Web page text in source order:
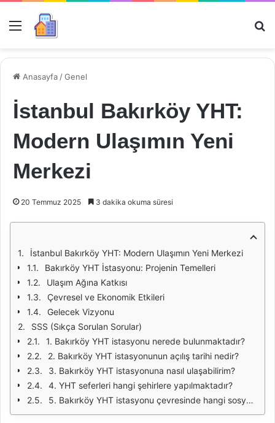
Menü
Anasayfa /Genel
İstanbul Bakırköy YHT:
Modern Ulaşımın Yeni
Merkezi
20 Temmuz 2025 3 dakika okuma süresi
İstanbul Bakırköy YHT: Modern Ulaşımın Yeni Merkezi
Bakırköy YHT İstasyonu: Projenin Temelleri
Ulaşım Ağına Katkısı
Çevresel ve Ekonomik Etkileri
Gelecek Vizyonu
SSS (Sıkça Sorulan Sorular)
1. Bakırköy YHT istasyonu nerede bulunmaktadır?
2. Bakırköy YHT istasyonunun açılış tarihi nedir?
3. Bakırköy YHT istasyonuna nasıl ulaşabilirim?
4. YHT seferleri hangi şehirlere yapılmaktadır?
5. Bakırköy YHT istasyonu çevresinde hangi sosyal alanlar bulunmaktadır?